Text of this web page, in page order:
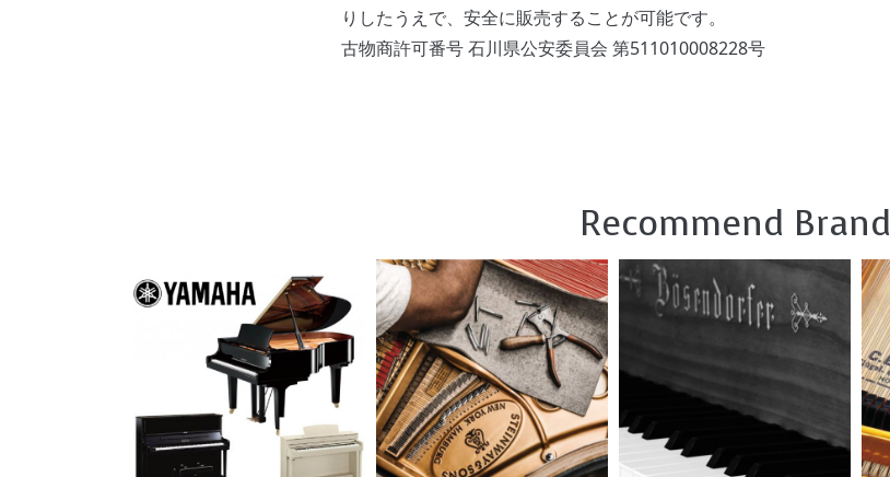
りしたうえで、安全に販売することが可能です。
古物商許可番号 石川県公安委員会 第511010008228号
Recommend Brand